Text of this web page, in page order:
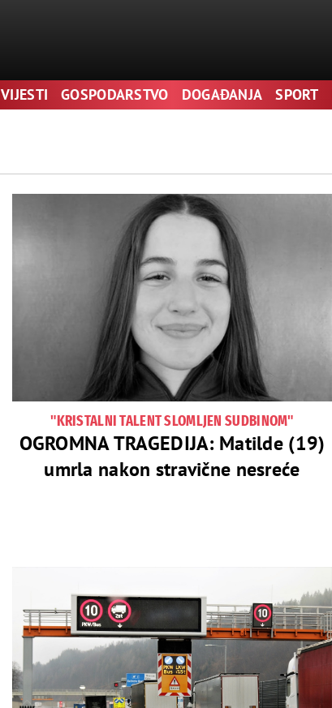
VIJESTI GOSPODARSTVO DOGAĐANJA SPORT
"KRISTALNI TALENT SLOMLJEN SUDBINOM"
OGROMNA TRAGEDIJA: Matilde (19)
umrla nakon stravične nesreće